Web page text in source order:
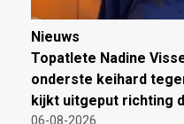
Nieuws
Topatlete Nadine
onderste keihard
kijkt uitgeput richting
06-08-2026